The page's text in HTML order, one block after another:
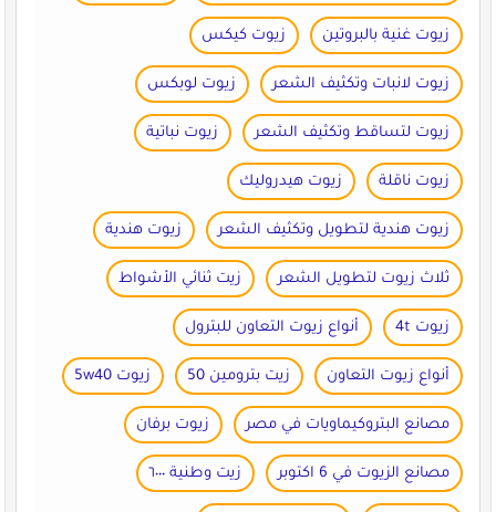
زيوت غنية بالبروتين زيوت كيكس
زيوت لانبات وتكثيف الشعر زيوت لوبكس
زيوت لتساقط وتكثيف الشعر زيوت نباتية
زيوت ناقلة زيوت هيدروليك
زيوت هندية لتطويل وتكثيف الشعر زيوت هندية
ثلاث زيوت لتطويل الشعر زيت ثنائي الأشواط
زيوت 4t أنواع زيوت التعاون للبترول
أنواع زيوت التعاون زيت بترومين 50 زيوت 5w40
مصانع البتروكيماويات في مصر زيوت برفان
مصانع الزيوت في 6 اكتوبر زيت وطنية ٦٠٠٠